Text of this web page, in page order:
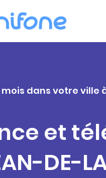
dans votre ville à
et
DE-